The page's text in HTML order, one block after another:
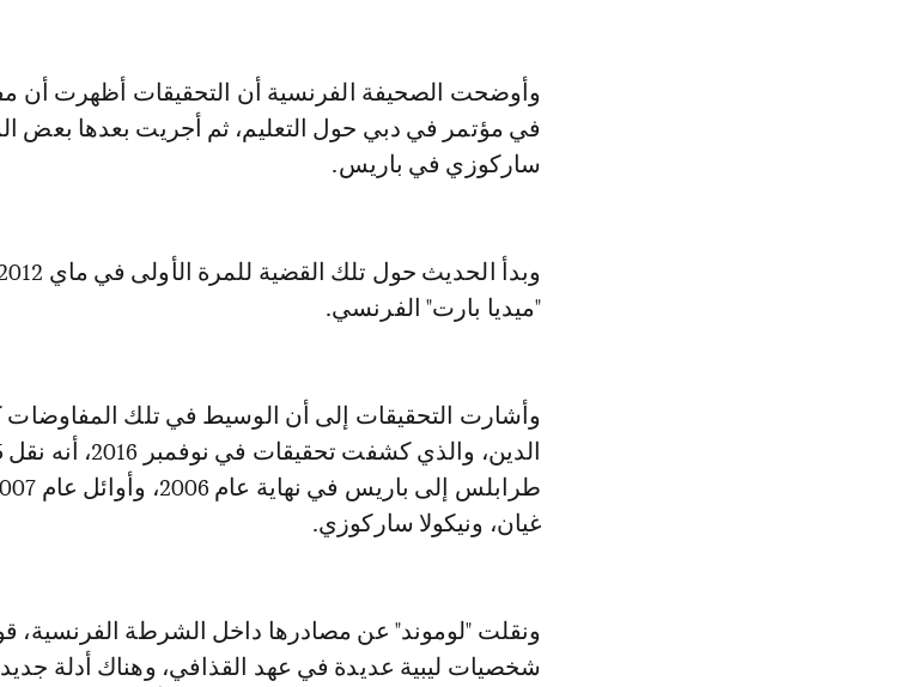
وأوضحت الصحيفة الفرنسية أن التحقيقات أظهرت أن
في مؤتمر في دبي حول التعليم، ثم أجريت بعدها بعض
ساركوزي في باريس.
"ميديا بارت" الفرنسي.
وأشارت التحقيقات إلى أن الوسيط في تلك المفاوضات
غيان، ونيكولا ساركوزي.
ونقلت "لوموند" عن مصادرها داخل الشرطة الفرنسية،
شخصيات ليبية عديدة في عهد القذافي، وهناك أدلة